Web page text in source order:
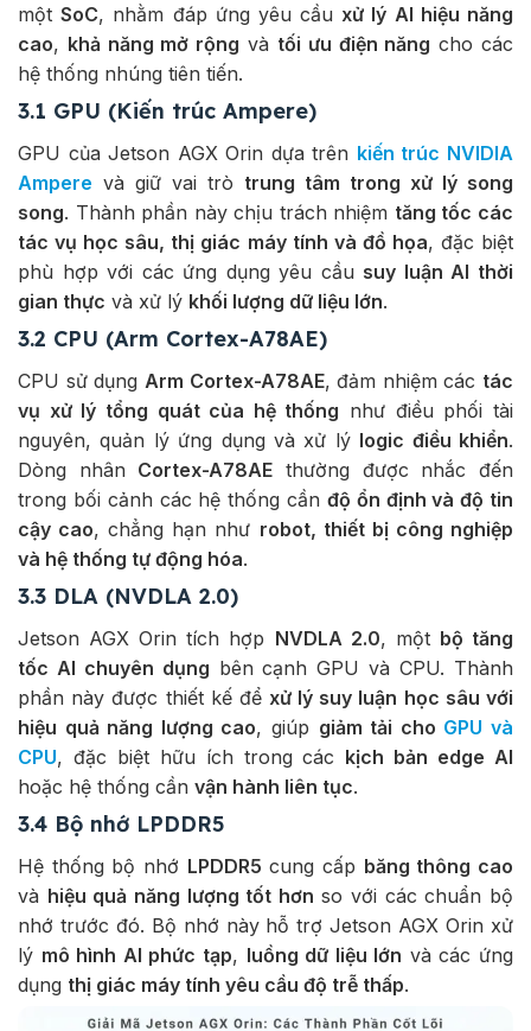
mộtSoC, nhằm đáp ứng yêu cầu xử lý AI hiệu năng
cao, khả năng mở rộng và tối ưu điện năng cho các
hệ thống nhúng tiên tiến.
3.1 GPU (Kiến trúc Ampere)
GPU của Jetson AGX Orin dựa trên kiến trúc NVIDIA
Ampere và giữ vai trò trung tâm trong xử lý song
song. Thành phần này chịu trách nhiệm tăng tốc các
tác vụ học sâu, thị giác máy tính và đồ họa, đặc biệt
phù hợp với các ứng dụng yêu cầu suy luận AI thời
gian thực và xử lý khối lượng dữ liệu lớn.
3.2 CPU (Arm Cortex-A78AE)
CPU sử dụng Arm Cortex-A78AE, đảm nhiệm các tác
vụ xử lý tổng quát của hệ thống như điều phối tài
nguyên, quản lý ứng dụng và xử lý logic điều khiển.
Dòng nhân Cortex-A78AE thường được nhắc đến
trong bối cảnh các hệ thống cần độ ổn định và độ tin
cậy cao, chẳng hạn như robot, thiết bị công nghiệp
và hệ thống tự động hóa.
3.3 DLA (NVDLA 2.0)
Jetson AGX Orin tích hợp NVDLA 2.0, một bộ tăng
tốc AI chuyên dụng bên cạnh GPU và CPU. Thành
phần này được thiết kế để xử lý suy luận học sâu với
hiệu quả năng lượng cao, giúp giảm tải cho GPU và
CPU, đặc biệt hữu ích trong các kịch bản edge AI
hoặc hệ thống cần vận hành liên tục.
3.4 Bộ nhớ LPDDR5
Hệ thống bộ nhớ LPDDR5 cung cấp băng thông cao
và hiệu quả năng lượng tốt hơn so với các chuẩn bộ
nhớ trước đó. Bộ nhớ này hỗ trợ Jetson AGX Orin xử
lý mô hình AI phức tạp, luồng dữ liệu lớn và các ứng
dụng thị giác máy tính yêu cầu độ trễ thấp.